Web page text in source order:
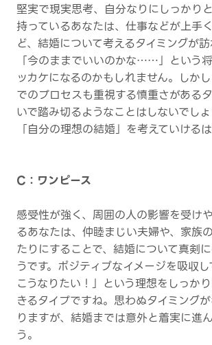
堅実で現実思考、自分なりにしっかり
持っているあなたは、仕事などが上手
ど、結婚について考えるタイミングが訪
「今のままでいいのかな……」という
ッカケになるのかもしれません。しか
でのプロセスも重視する慎重さがある
いで踏み切るようなことはしないでし
「自分の理想の結婚」を考えていけるは
C：ワンピース
感受性が強く、周囲の人の影響を受け
るあなたは、仲睦まじい夫婦や、家族
たりにすることで、結婚について真剣
うです。ポジティブなイメージを吸収
こうなりたい！」という理想をしっか
きるタイプですね。思わぬタイミング
りますが、結婚までは意外と着実に進
う。